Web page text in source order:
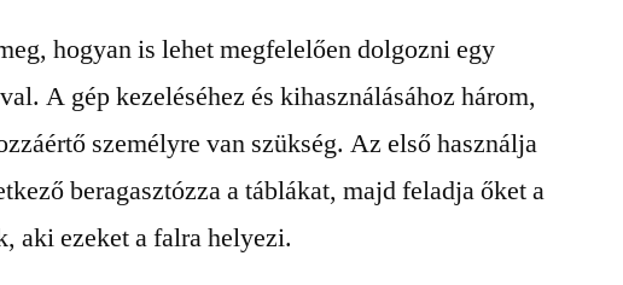
hogyan is lehet megfelelően dolgozni egy
A gép kezeléséhez és kihasználásához három,
személyre van szükség. Az első használja
beragasztózza a táblákat, majd feladja őket a
aki ezeket a falra helyezi.